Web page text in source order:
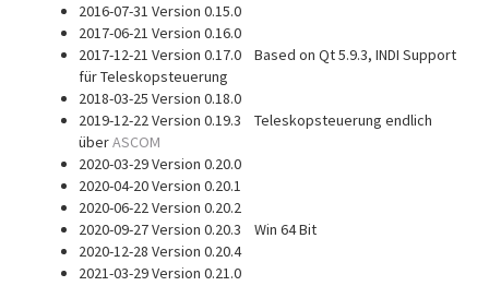
2016-07-31 Version 0.15.0
2017-06-21 Version 0.16.0
2017-12-21 Version 0.17.0 Based on Qt 5.9.3, INDI Support
für Teleskopsteuerung
2018-03-25 Version 0.18.0
2019-12-22 Version 0.19.3 Teleskopsteuerung endlich
überASCOM
2020-03-29 Version 0.20.0
2020-04-20 Version 0.20.1
2020-06-22 Version 0.20.2
2020-09-27 Version 0.20.3 Win 64 Bit
2020-12-28 Version 0.20.4
2021-03-29 Version 0.21.0